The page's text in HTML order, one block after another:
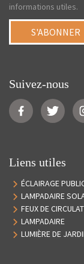
informations utiles.
S'ABONNER
Suivez-nous
Liens utiles
ÉCLAIRAGE
LAMPADAIRE
FEUX DE
LAMPADAIRE
LUMIÈRE DE